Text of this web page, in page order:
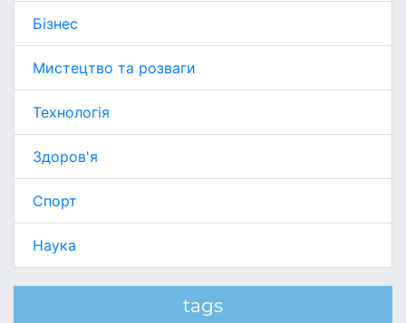
Бізнес
Мистецтво та розваги
Технологія
Здоров'я
Спорт
Наука
tags